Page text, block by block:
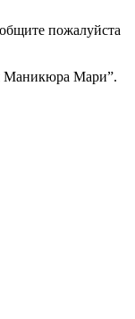
пожалуйста
Маникюра Мари”.